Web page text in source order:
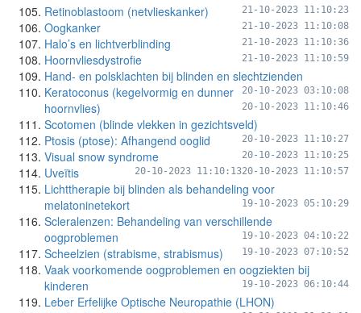
Retinoblastoom (netvlieskanker)
21-10-2023 11:10:23
Oogkanker 21-10-2023 11:10:08
Halo’s en lichtverblinding 21-10-2023 11:10:36
Hoornvliesdystrofie 21-10-2023 11:10:59
Hand- en polsklachten bij blinden en slechtzienden
20-10-2023 03:10:08
Keratoconus (kegelvormig en dunner
hoornvlies)
20-10-2023 11:10:46
Scotomen (blinde vlekken in gezichtsveld)
20-10-2023 11:10:27
Ptosis (ptose): Afhangend ooglid
20-10-2023 11:10:25
Visual snow syndrome
20-10-2023 11:10:57
Uveïtis 20-10-2023 11:10:13
Lichttherapie bij blinden als behandeling voor
melatoninetekort
19-10-2023 05:10:29
Scleralenzen: Behandeling van verschillende
oogproblemen
19-10-2023 04:10:22
Scheelzien (strabisme, strabismus) 19-10-2023 07:10:52
Vaak voorkomende oogproblemen en oogziekten bij
kinderen
19-10-2023 06:10:44
Leber Erfelijke Optische Neuropathie (LHON)